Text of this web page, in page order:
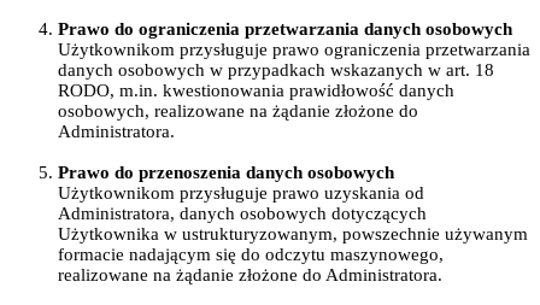
Prawo do ograniczenia przetwarzania danych osobowych
Użytkownikom przysługuje prawo ograniczenia przetwarzania
danych osobowych w przypadkach wskazanych w art. 18
RODO, m.in. kwestionowania prawidłowość danych
osobowych, realizowane na żądanie złożone do
Administratora.
Prawo do przenoszenia danych osobowych
Użytkownikom przysługuje prawo uzyskania od
Administratora, danych osobowych dotyczących
Użytkownika w ustrukturyzowanym, powszechnie używanym
formacie nadającym się do odczytu maszynowego,
realizowane na żądanie złożone do Administratora.